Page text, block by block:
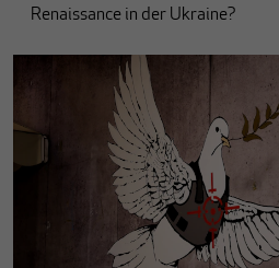
Renaissance in der Ukraine?